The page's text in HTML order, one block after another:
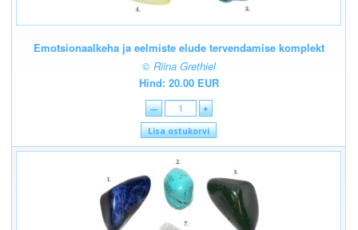
Emotsionaalkeha ja eelmiste elude tervendamise komplekt
© Riina Grethiel
Hind: 20.00 EUR
—
+
Lisa ostukorvi